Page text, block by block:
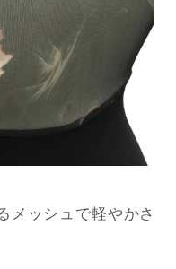
メッシュで軽やかさ